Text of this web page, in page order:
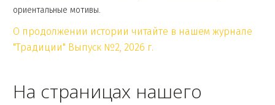
ориентальные мотивы.
О продолжении истории читайте в нашем журнале
"Традиции" Выпуск №2, 2026 г.
На страницах нашего